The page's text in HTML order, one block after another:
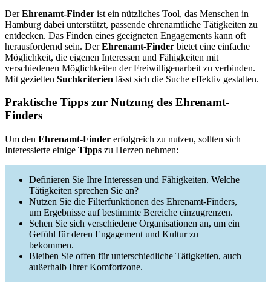
DerEhrenamt-Finder ist ein nützliches Tool, das Menschen in
Hamburg dabei unterstützt, passende ehrenamtliche Tätigkeiten zu
entdecken. Das Finden eines geeigneten Engagements kann oft
herausfordernd sein. DerEhrenamt-Finder bietet eine einfache
Möglichkeit, die eigenen Interessen und Fähigkeiten mit
verschiedenen Möglichkeiten der Freiwilligenarbeit zu verbinden.
Mit gezielten Suchkriterien lässt sich die Suche effektiv gestalten.
Praktische Tipps zur Nutzung des Ehrenamt-
Finders
Um den Ehrenamt-Finder erfolgreich zu nutzen, sollten sich
Interessierte einige Tipps zu Herzen nehmen:
Definieren Sie Ihre Interessen und Fähigkeiten. Welche
Tätigkeiten sprechen Sie an?
Nutzen Sie die Filterfunktionen des Ehrenamt-Finders,
um Ergebnisse auf bestimmte Bereiche einzugrenzen.
Sehen Sie sich verschiedene Organisationen an, um ein
Gefühl für deren Engagement und Kultur zu
bekommen.
Bleiben Sie offen für unterschiedliche Tätigkeiten, auch
außerhalb Ihrer Komfortzone.